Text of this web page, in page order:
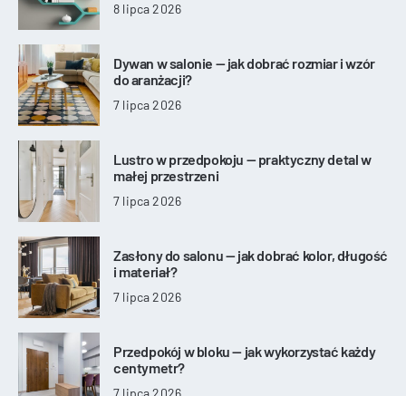
8 lipca 2026
Dywan w salonie — jak dobrać rozmiar i wzór
do aranżacji?
7 lipca 2026
Lustro w przedpokoju — praktyczny detal w
małej przestrzeni
7 lipca 2026
Zasłony do salonu — jak dobrać kolor, długość
i materiał?
7 lipca 2026
Przedpokój w bloku — jak wykorzystać każdy
centymetr?